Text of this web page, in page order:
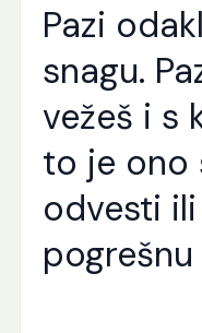
Pazi
snagu.
vežeš i s
to je ono
odvesti